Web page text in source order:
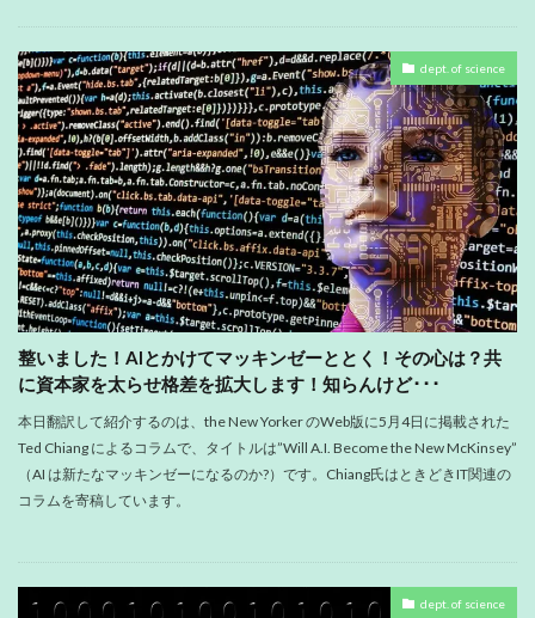
dept. of science
整いました！AIとかけてマッキンゼーととく！その心は？共
に資本家を太らせ格差を拡大します！知らんけど･･･
本日翻訳して紹介するのは、the New Yorker のWeb版に5月4日に掲載された
Ted Chiang によるコラムで、タイトルは”Will A.I. Become the New McKinsey”
（AI は新たなマッキンゼーになるのか?）です。Chiang氏はときどきIT関連の
コラムを寄稿しています。
dept. of science